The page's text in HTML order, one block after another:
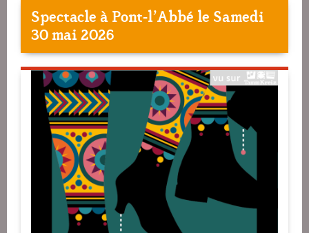
Spectacle àPont-l'Abbé le Samedi
30 mai 2026